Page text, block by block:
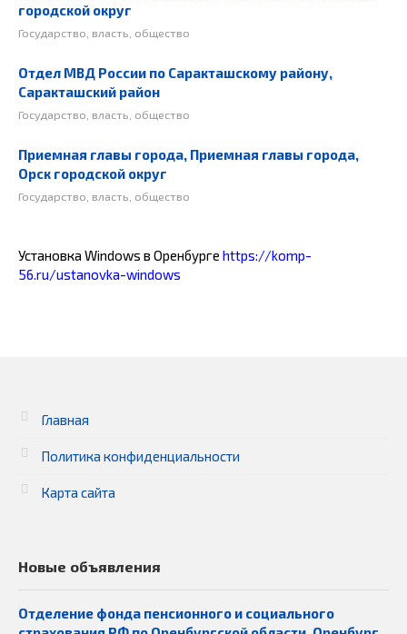
городской округ
Государство, власть, общество
Отдел МВД России по Саракташскому району,
Саракташский район
Государство, власть, общество
Приемная главы города, Приемная главы города,
Орск городской округ
Государство, власть, общество
Установка Windows в Оренбурге https://komp-
56.ru/ustanovka-windows
Главная
Политика конфиденциальности
Карта сайта
Новые объявления
Отделение фонда пенсионного и социального